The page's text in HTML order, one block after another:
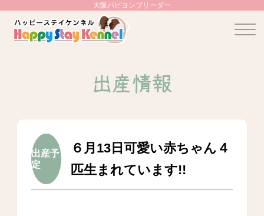
大阪パピヨンブリーダー
出産情報
出産予
定
６月13日可愛い赤ちゃん４
匹生まれています!!